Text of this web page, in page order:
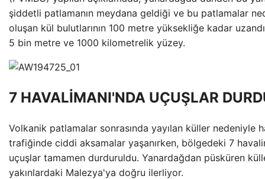
şiddetli patlamanın meydana geldiği ve bu patlamalar
oluşan kül bulutlarının 100 metre yüksekliğe kadar
5 bin metre ve 1000 kilometrelik yüzey.
7 HAVALİMANI'NDA UÇUŞLAR
Volkanik patlamalar sonrasında yayılan küller nedeniyle
trafiğinde ciddi aksamalar yaşanırken, bölgedeki 7
uçuşlar tamamen durduruldu. Yanardağdan püsküren
yakınlardaki Malezya'ya doğru ilerliyor.